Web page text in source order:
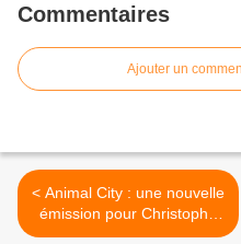
Commentaires
Ajouter un
< Animal City : une nouvelle
émission pour Christophe
Dechavanne sur TF1